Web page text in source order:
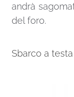
andrà
del foro.
Sbarco a